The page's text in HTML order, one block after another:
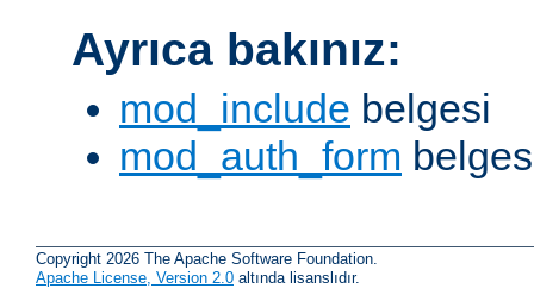
Ayrıca bakınız:
mod_include belgesi
mod_auth_form
Copyright 2026 The Apache Software Foundation.
Apache License, Version 2.0 altında lisanslıdır.